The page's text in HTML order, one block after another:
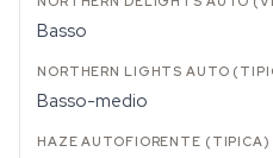
Basso
Basso-medio